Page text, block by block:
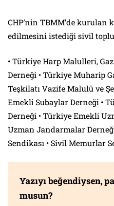
CHP’nin TBMM’de kurulan
edilmesini istediği sivil
• Türkiye Harp Malulleri,
Derneği • Türkiye Muharip
Teşkilatı Vazife Malulü ve
Emekli Subaylar Derneği •
Derneği • Türkiye Emekli
Uzman Jandarmalar
Sendikası • Sivil Memurlar
Yazıyı beğendiysen,
musun?